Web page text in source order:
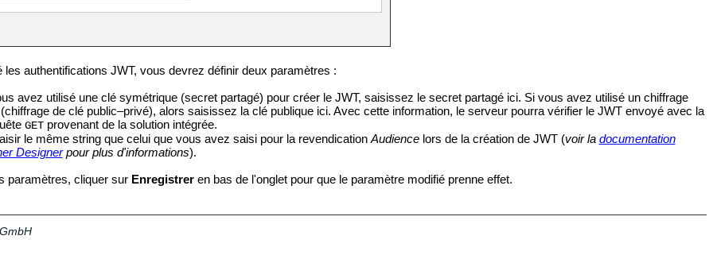
les authentifications JWT, vous devrez définir deux paramètres :
avez utilisé une clé symétrique (secret partagé) pour créer le JWT, saisissez le secret partagé ici. Si vous avez utilisé un chiffrage
de clé public–privé), alors saisissez la clé publique ici. Avec cette information, le serveur pourra vérifier le JWT envoyé avec la
GETprovenant de la solution intégrée.
le même string que celui que vous avez saisi pour la revendication Audiencelors de la création de JWT (voir la documentation
Designerpour plus d'informations).
paramètres, cliquer sur Enregistrer en bas de l'onglet pour que le paramètre modifié prenne effet.